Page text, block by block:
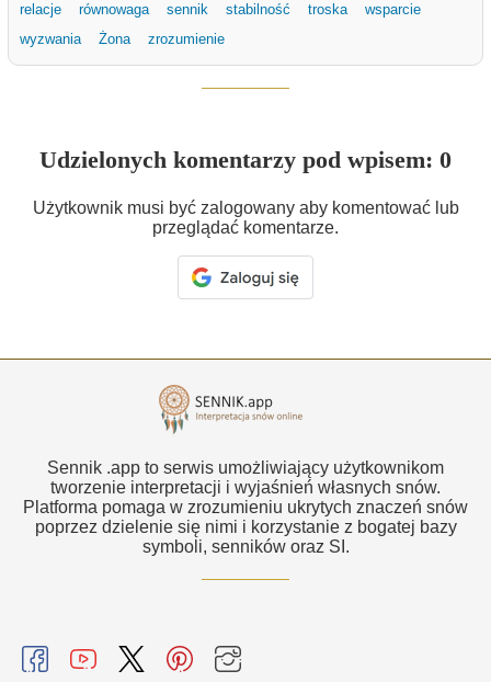
relacje
równowaga sennik stabilność troska
wsparcie
wyzwania
Żona zrozumienie
Udzielonych komentarzy pod wpisem: 0
Użytkownik musi być zalogowany aby komentować lub
przeglądać komentarze.
Sennik .app to serwis umożliwiający użytkownikom
tworzenie interpretacji i wyjaśnień własnych snów.
Platforma pomaga w zrozumieniu ukrytych znaczeń snów
poprzez dzielenie się nimi i korzystanie z bogatej bazy
symboli, senników oraz SI.